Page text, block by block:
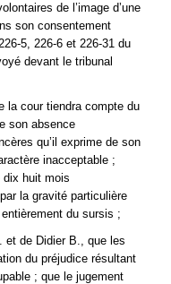
de l’image d’une
son consentement
5, 226-6 et 226-31 du
devant le tribunal
la cour tiendra compte du
son absence
qu’il exprime de son
inacceptable ;
dix huit mois
la gravité particulière
du sursis ;
et de Didier B., que les
du préjudice résultant
; que le jugement